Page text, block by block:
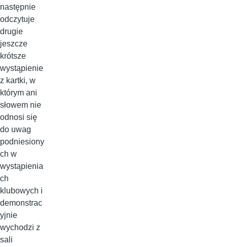
następnie
odczytuje
drugie
jeszcze
krótsze
wystąpienie
z kartki, w
którym ani
słowem nie
odnosi się
do uwag
podniesiony
ch w
wystąpienia
ch
klubowych i
demonstrac
yjnie
wychodzi z
sali